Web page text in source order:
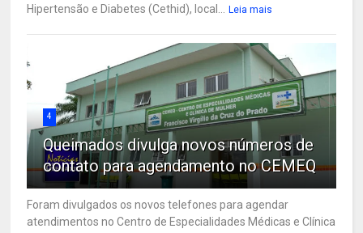
Hipertensão e Diabetes (Cethid), local...
Leia mais
4
Queimados divulga novos números de
contato para agendamento no CEMEQ
Foram divulgados os novos telefones para agendar
atendimentos no Centro de Especialidades Médicas e Clínica